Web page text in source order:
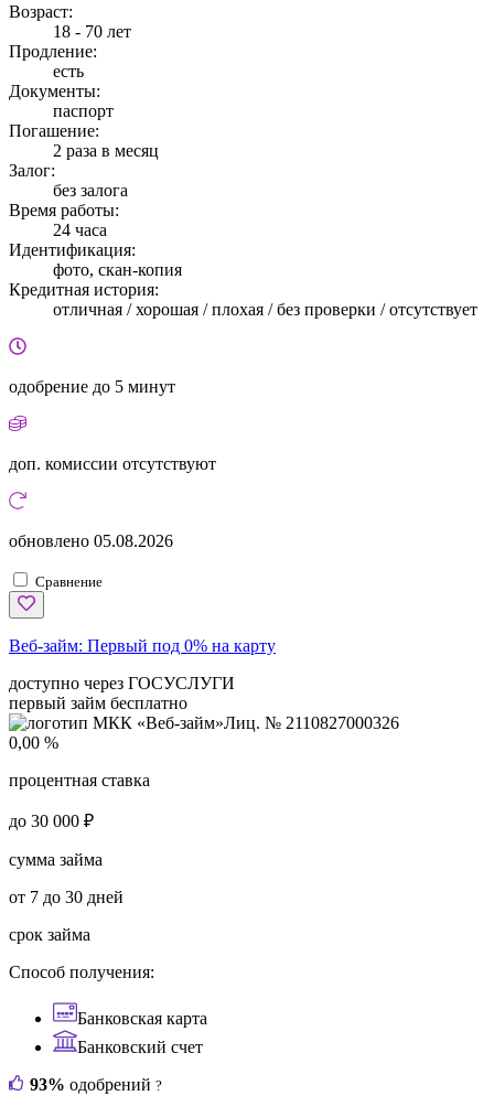
Возраст:
18 - 70 лет
Продление:
есть
Документы:
паспорт
Погашение:
2 раза в месяц
Залог:
без залога
Время работы:
24 часа
Идентификация:
фото, скан-копия
Кредитная история:
отличная / хорошая / плохая / без проверки / отсутствует
одобрение до 5 минут
доп. комиссии отсутствуют
обновлено 05.08.2026
Сравнение
Веб-займ: Первый под 0% на карту
доступно через ГОСУСЛУГИ
первый займ бесплатно
Лиц. № 2110827000326
0,00 %
процентная ставка
до 30 000 ₽
сумма займа
от 7 до 30 дней
срок займа
Способ получения:
Банковская карта
Банковский счет
93% одобрений ?